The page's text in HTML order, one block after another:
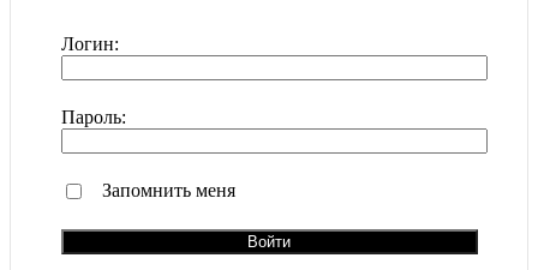
Логин:
Пароль:
Запомнить меня